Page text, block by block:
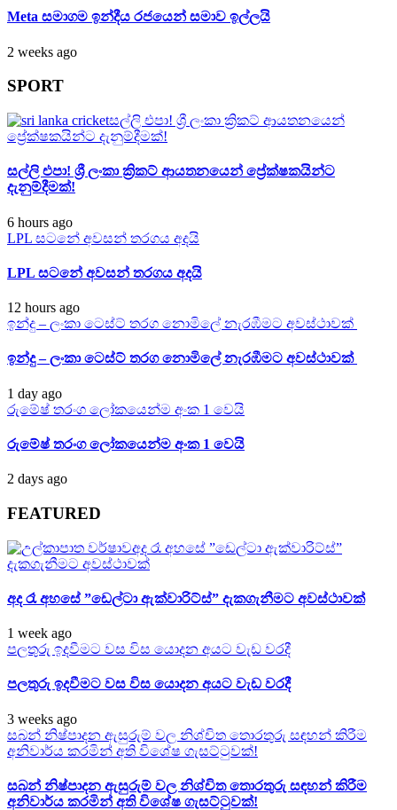
Meta සමාගම ඉන්දීය රජයෙන් සමාව ඉල්ලයි
2 weeks ago
SPORT
සල්ලි එපා! ශ්‍රී ලංකා ක්‍රිකට් ආයතනයෙන්
ප්‍රේක්ෂකයින්ට දැනුම්දීමක්!
සල්ලි එපා! ශ්‍රී ලංකා ක්‍රිකට් ආයතනයෙන් ප්‍රේක්ෂකයින්ට
දැනුම්දීමක්!
6 hours ago
LPL සටනේ අවසන් තරගය අදයි
LPL සටනේ අවසන් තරගය අදයි
12 hours ago
ඉන්දු – ලංකා ටෙස්ට් තරග නොමිලේ නැරඹීමට අවස්ථාවක්
ඉන්දු – ලංකා ටෙස්ට් තරග නොමිලේ නැරඹීමට අවස්ථාවක්
1 day ago
රුමේෂ් තරංග ලෝකයෙන්ම අංක 1 වෙයි
රුමේෂ් තරංග ලෝකයෙන්ම අංක 1 වෙයි
2 days ago
FEATURED
අද රෑ අහසේ ”ඩෙල්ටා ඇක්වාරිට්ස්”
දැකගැනීමට අවස්ථාවක්
අද රෑ අහසේ ”ඩෙල්ටා ඇක්වාරිට්ස්” දැකගැනීමට අවස්ථාවක්
1 week ago
පලතුරු ඉදවීමට වස විස යොදන අයට වැඩ වරදී
පලතුරු ඉදවීමට වස විස යොදන අයට වැඩ වරදී
3 weeks ago
සබන් නිෂ්පාදන ඇසුරුම් වල නිශ්චිත තොරතුරු සඳහන් කිරීම
අනිවාර්ය කරමින් අති විශේෂ ගැසට්ටුවක්!
සබන් නිෂ්පාදන ඇසුරුම් වල නිශ්චිත තොරතුරු සඳහන් කිරීම
අනිවාර්ය කරමින් අති විශේෂ ගැසට්ටුවක්!